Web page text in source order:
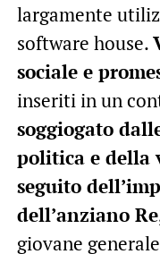
largamente
software house.
sociale e
inseriti in un
soggiogato
politica e della
seguito
dell’anziano
giovane